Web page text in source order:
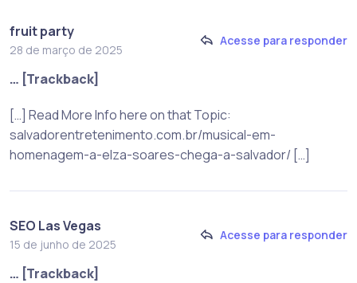
fruit party
28 de março de 2025
Acesse para responder
… [Trackback]
[…] Read More Info here on that Topic:
salvadorentretenimento.com.br/musical-em-
homenagem-a-elza-soares-chega-a-salvador/ […]
SEO Las Vegas
15 de junho de 2025
Acesse para responder
… [Trackback]